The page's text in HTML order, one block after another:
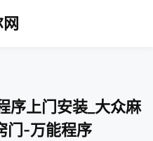
序上门安装_大众麻
门-万能程序